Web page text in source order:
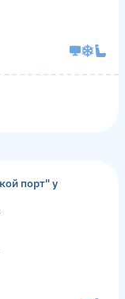
порт" у